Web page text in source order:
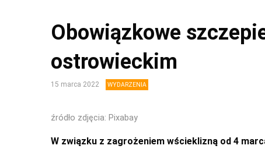
Obowiązkowe
ostrowieckim
15 marca 2022 WYDARZENIA
źródło zdjęcia: Pixabay
W związku z zagrożeniem wścieklizną od 4